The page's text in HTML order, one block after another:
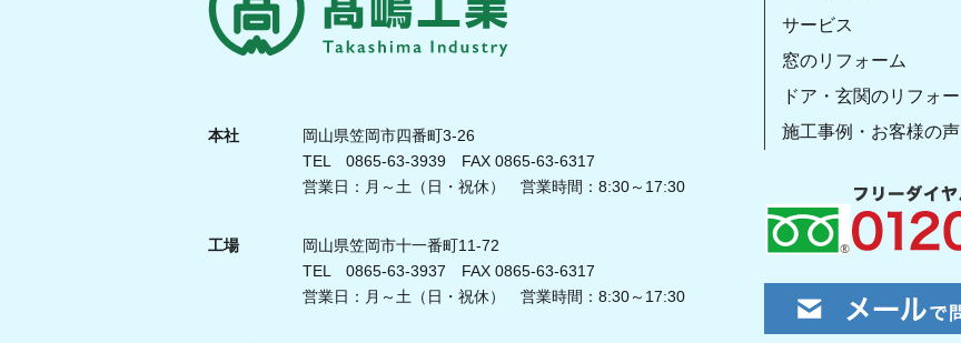
本社
岡山県笠岡市四番町3-26
TEL 0865-63-3939 FAX 0865-63-6317
営業日：月～土（日・祝休） 営業時間：8:30～17:30
工場
岡山県笠岡市十一番町11-72
TEL 0865-63-3937 FAX 0865-63-6317
営業日：月～土（日・祝休） 営業時間：8:30～17:30
サービス
窓のリフォーム
ドア・玄関のリフォ
施工事例・お客様の声